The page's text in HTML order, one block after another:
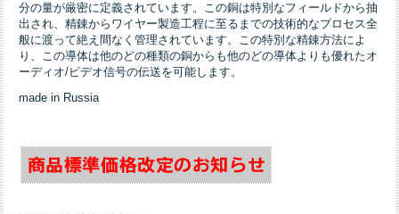
分の量が厳密に定義されています。この銅は特別なフィールドから抽
出され、精錬からワイヤー製造工程に至るまでの技術的なプロセス全
般に渡って絶え間なく管理されています。この特別な精錬方法によ
り、この導体は他のどの種類の銅からも他のどの導体よりも優れたオ
ーディオ/ビデオ信号の伝送を可能します。
made in Russia